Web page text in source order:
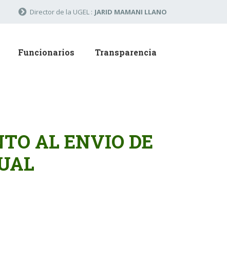
Director de la UGEL : JARID MAMANI LLANO
Funcionarios Transparencia
AL ENVIO DE